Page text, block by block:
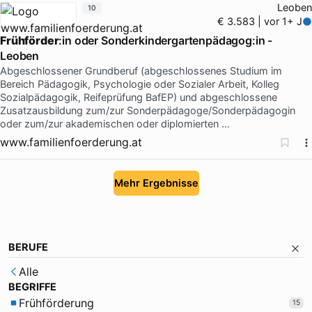
Leoben
€ 3.583 | vor 1+ J
Frühförder:in oder Sonderkindergartenpädagog:in -
Leoben
Abgeschlossener Grundberuf (abgeschlossenes Studium im
Bereich Pädagogik, Psychologie oder Sozialer Arbeit, Kolleg
Sozialpädagogik, Reifeprüfung BafEP) und abgeschlossene
Zusatzausbildung zum/zur Sonderpädagoge/Sonderpädagogin
oder zum/zur akademischen oder diplomierten …
www.familienfoerderung.at
10
Mehr Ergebnisse
BERUFE
Alle
BEGRIFFE
Frühförderung 15